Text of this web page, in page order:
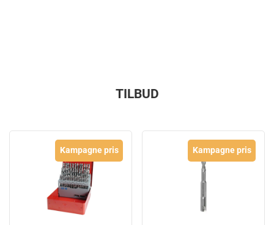
TILBUD
Kampagne pris Kampagne pris